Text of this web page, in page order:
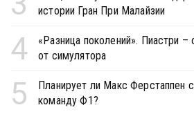
истории Гран При Малайзии
4
«Разница поколений». Пиастри
от симулятора
5
Планирует ли Макс Ферстаппен
команду Ф1?